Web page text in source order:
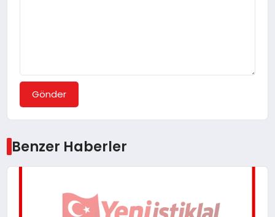
Gönder
Benzer Haberler